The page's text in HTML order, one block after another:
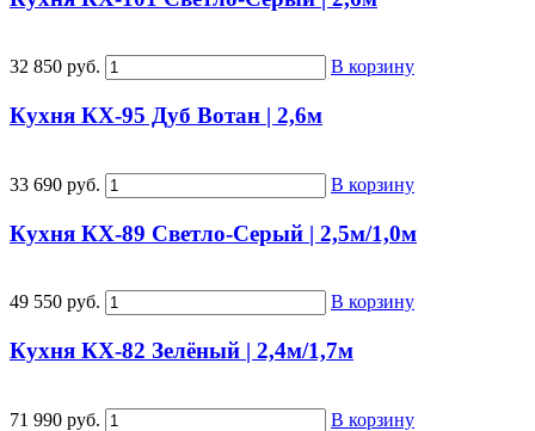
32 850 руб. В корзину
Кухня КХ-95 Дуб Вотан | 2,6м
33 690 руб. В корзину
Кухня КХ-89 Светло-Серый | 2,5м/1,0м
49 550 руб. В корзину
Кухня КХ-82 Зелёный | 2,4м/1,7м
71 990 руб.
В корзину